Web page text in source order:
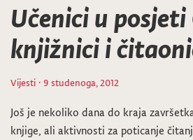
Učenici u
knjižnici i
Vijesti · 9 studenoga, 2012
Još je nekoliko dana do kraja
knjige, ali aktivnosti za poticanje